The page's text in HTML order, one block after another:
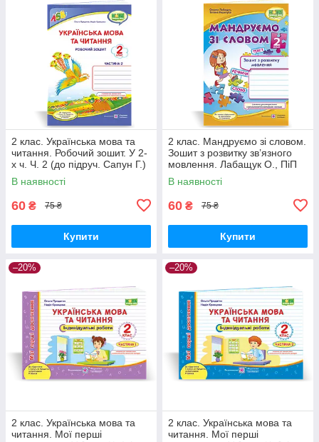
2 клас. Українська мова та
читання. Робочий зошит. У 2-
х ч. Ч. 2 (до підруч. Сапун Г.)
Кравцова Н. ПіП
В наявності
60 ₴ 75 ₴
Купити
2 клас. Мандруємо зі словом.
Зошит з розвитку зв’язного
мовлення. Лабащук О., ПіП
В наявності
60 ₴ 75 ₴
Купити
–20%
2 клас. Українська мова та
читання. Мої перші
–20%
2 клас. Українська мова та
читання. Мої перші